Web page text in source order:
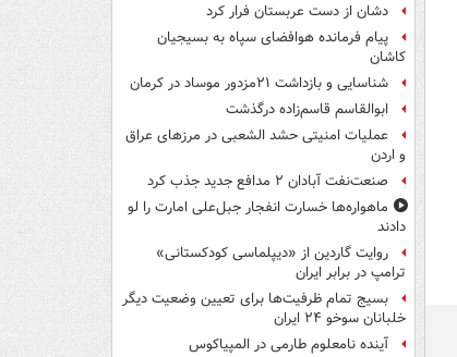
دشان از دست عربستان فرار کرد
پیام فرمانده هوافضای سپاه به بسیجیان
کاشان
شناسایی و بازداشت ۲۱مزدور موساد در کرمان
ابوالقاسم قاسم‌زاده درگذشت
عملیات امنیتی حشد الشعبی در مرزهای عراق
و اردن
صنعت‌نفت آبادان ۲ مدافع جدید جذب کرد
ماهواره‌ها خسارت انفجار جبل‌علی امارت را لو
دادند
روایت گاردین از «دیپلماسی کودکستانی»
ترامپ در برابر ایران
بسیج تمام ظرفیت‌ها برای تعیین وضعیت دیگر
خلبانان سوخو ۲۴ ایران
آینده نامعلوم طارمی در المپیاکوس